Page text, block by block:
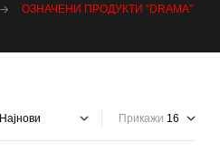
ОЗНАЧЕНИ ПРОДУКТИ “DRAMA”
Прикажи